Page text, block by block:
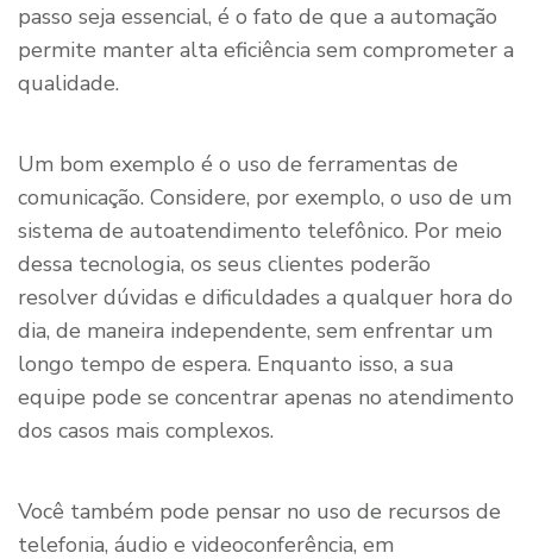
passo seja essencial, é o fato de que a automação
permite manter alta eficiência sem comprometer a
qualidade.
Um bom exemplo é o uso de ferramentas de
comunicação. Considere, por exemplo, o uso de um
sistema de autoatendimento telefônico. Por meio
dessa tecnologia, os seus clientes poderão
resolver dúvidas e dificuldades a qualquer hora do
dia, de maneira independente, sem enfrentar um
longo tempo de espera. Enquanto isso, a sua
equipe pode se concentrar apenas no atendimento
dos casos mais complexos.
Você também pode pensar no uso de recursos de
telefonia, áudio e videoconferência, em